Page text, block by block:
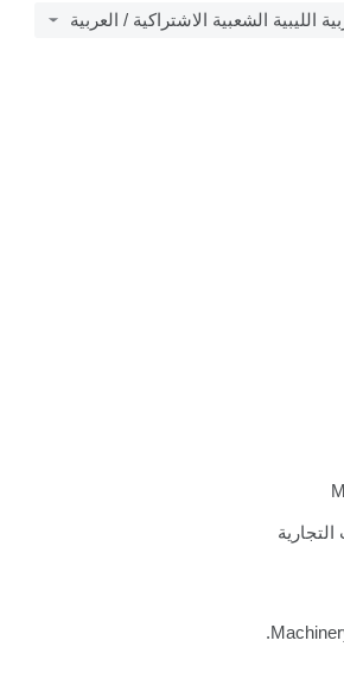
الليبية الشعبية الاشتراكية / العربية